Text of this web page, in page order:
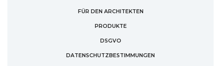
FÜR DEN ARCHITEKTEN
PRODUKTE
DSGVO
DATENSCHUTZBESTIMMUNGEN